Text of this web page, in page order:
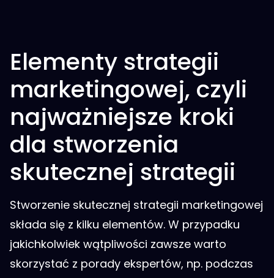
Elementy strategii
marketingowej, czyli
najważniejsze kroki
dla stworzenia
skutecznej strategii
Stworzenie skutecznej strategii marketingowej
składa się z kilku elementów. W przypadku
jakichkolwiek wątpliwości zawsze warto
skorzystać z porady ekspertów, np. podczas